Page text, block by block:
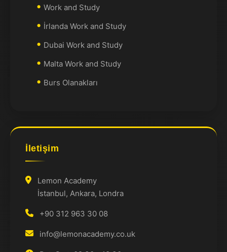
Work and Study
İrlanda Work and Study
Dubai Work and Study
Malta Work and Study
Burs Olanakları
İletişim
Lemon Academy
İstanbul, Ankara, Londra
+90 312 963 30 08
info@lemonacademy.co.uk